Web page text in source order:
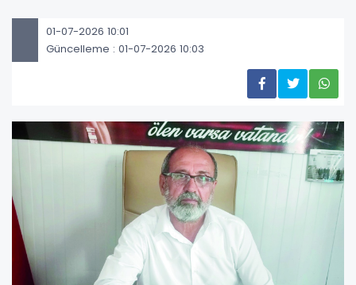
01-07-2026 10:01
Güncelleme : 01-07-2026 10:03